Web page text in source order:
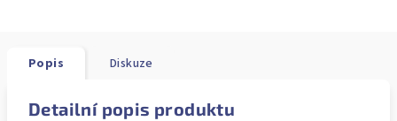
Popis Diskuze
Detailní popis produktu